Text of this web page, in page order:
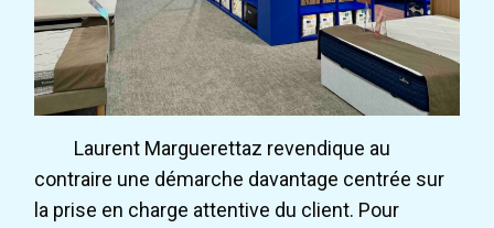
Laurent Marguerettaz revendique au
contraire une démarche davantage centrée sur
la prise en charge attentive du client. Pour